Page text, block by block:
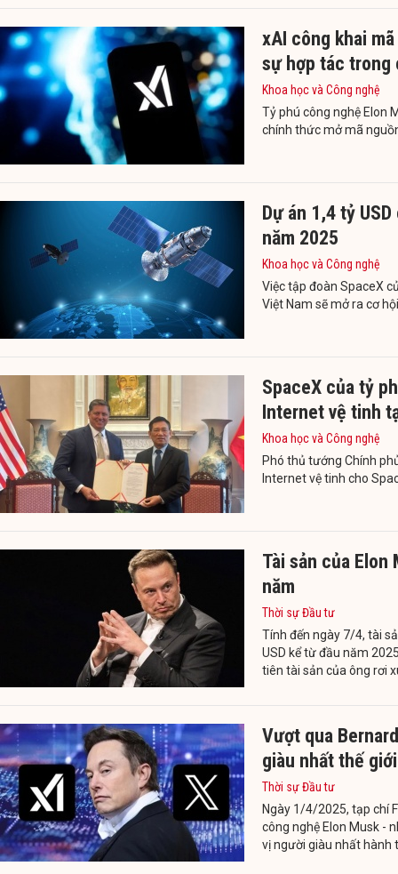
xAI công khai
sự hợp tác trong
Khoa học và Công nghệ
Tỷ phú công nghệ Elon
chính thức mở mã
Dự án 1,4 tỷ
năm 2025
Khoa học và Công nghệ
Việc tập đoàn SpaceX
Việt Nam sẽ mở ra cơ
SpaceX của tỷ
Internet vệ tinh
Khoa học và Công nghệ
Phó thủ tướng Chính
Internet vệ tinh cho
Tài sản của Elon
năm
Thời sự Đầu tư
Tính đến ngày 7/4, tài
USD kể từ đầu năm
tiên tài sản của ông rơi
Vượt qua
giàu nhất thế giới
Thời sự Đầu tư
Ngày 1/4/2025, tạp chí
công nghệ Elon Musk -
vị người giàu nhất hành